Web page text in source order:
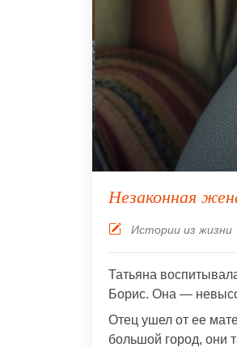
Незаконная
Истории из жизни
Татьяна
Борис. Она —
Отец ушел от ее
большой город, они